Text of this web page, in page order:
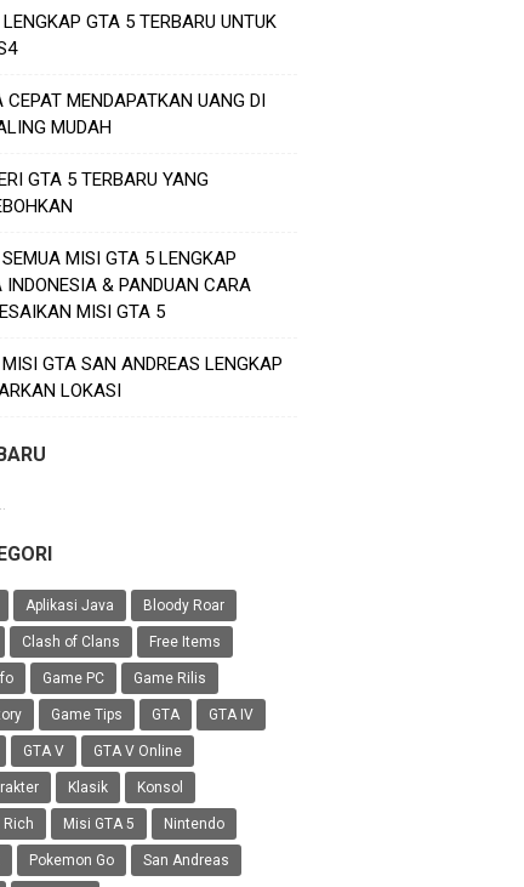
GTA 5 TERBARU UNTUK
CEPAT MENDAPATKAN UANG DI
MUDAH
GTA 5 TERBARU YANG
MISI GTA 5 LENGKAP
INDONESIA & PANDUAN CARA
MISI GTA 5
GTA SAN ANDREAS LENGKAP
LOKASI
Aplikasi Java Bloody Roar
Clash of Clans Free Items
Game PC Game Rilis
Game Tips GTA GTA IV
GTA V GTA V Online
Klasik Konsol
Rich Misi GTA 5 Nintendo
Pokemon Go San Andreas